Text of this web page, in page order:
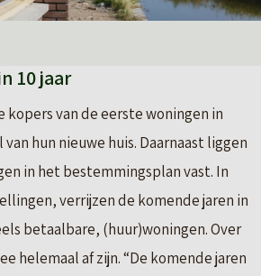
10 jaar
kopers van de eerste woningen in
hun nieuwe huis. Daarnaast liggen
in het bestemmingsplan vast. In
verrijzen de komende jaren in
betaalbare, (huur)woningen. Over
helemaal af zijn. “De komende jaren